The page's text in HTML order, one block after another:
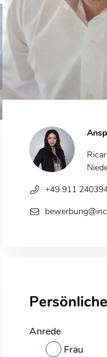
+49 911
Anrede
Frau